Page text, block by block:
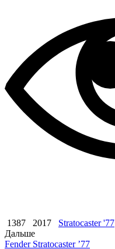
1387 2017 Stratocaster '77
Дальше
Fender Stratocaster ’77